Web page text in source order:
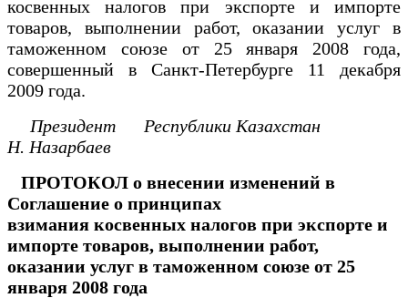
косвенных налогов при экспорте и импорте
товаров, выполнении работ, оказании услуг в
таможенном союзе от 25 января 2008 года,
совершенный в Санкт-Петербурге 11 декабря
2009 года.
Президент
Республики Казахстан
Н. Назарбаев
ПРОТОКОЛ о внесении изменений в
Соглашение о принципах
взимания косвенных налогов при экспорте и
импорте товаров, выполнении работ,
оказании услуг в таможенном союзе от 25
января 2008 года